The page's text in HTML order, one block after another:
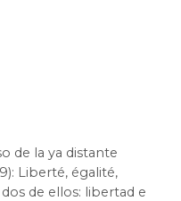
de la ya distante
Liberté, égalité,
de ellos: libertad e